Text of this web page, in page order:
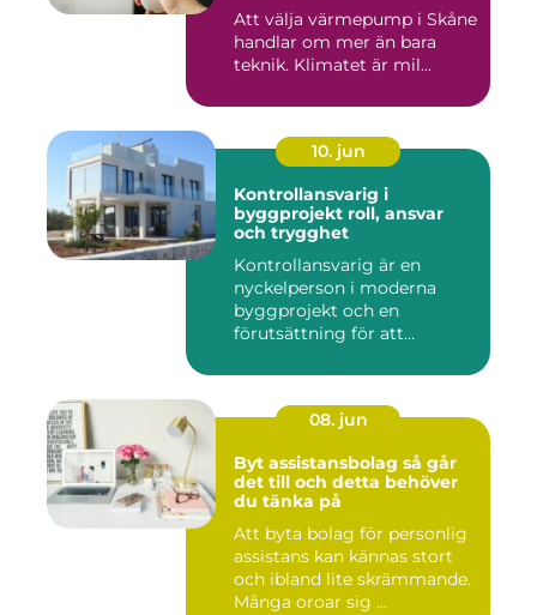
Att välja värmepump i Skåne
handlar om mer än bara
teknik. Klimatet är mil...
10. jun
Kontrollansvarig i
byggprojekt roll, ansvar
och trygghet
Kontrollansvarig är en
nyckelperson i moderna
byggprojekt och en
förutsättning för att
08. jun
Byt assistansbolag så går
det till och detta behöver
du tänka på
Att byta bolag för personlig
assistans kan kännas stort
och ibland lite skrämmande.
Många oroar sig ...